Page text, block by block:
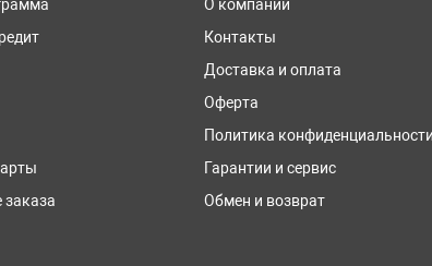
О компании
Контакты
Доставка и оплата
Оферта
Политика
Гарантии и сервис
Обмен и возврат